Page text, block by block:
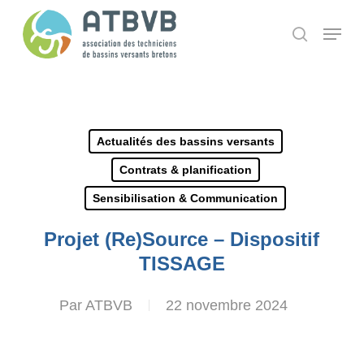
search
Menu
Actualités des bassins versants
Contrats & planification
Sensibilisation & Communication
Projet (Re)Source – Dispositif
TISSAGE
Par ATBVB 22 novembre 2024
Panneau de gestion des cookies